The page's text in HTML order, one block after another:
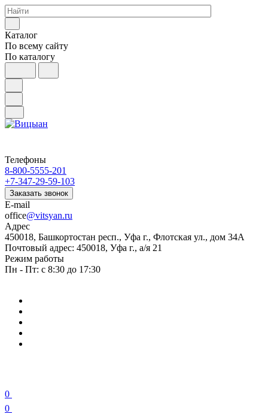
Каталог
По всему сайту
По каталогу
Телефоны
8-800-5555-201
+7-347-29-59-103
Заказать звонок
E-mail
office@vitsyan.ru
Адрес
450018, Башкортостан респ., Уфа г., Флотская ул., дом 34А
Почтовый адрес: 450018, Уфа г., а/я 21
Режим работы
Пн - Пт: с 8:30 до 17:30
0
0